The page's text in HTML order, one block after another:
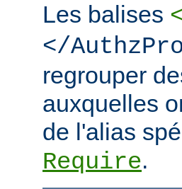
Les balises
</
regrouper
auxquelles
de l'alias
Require.